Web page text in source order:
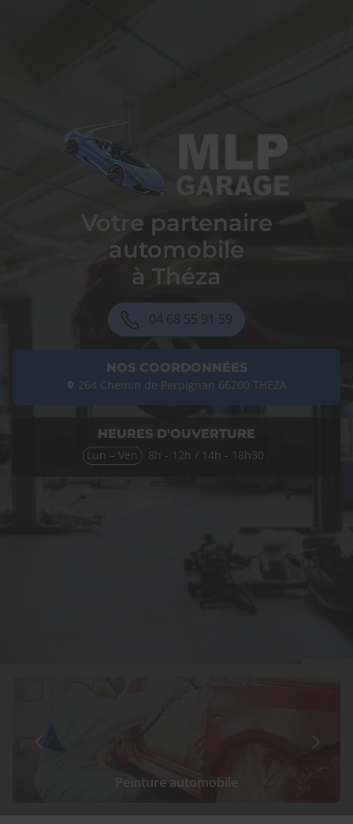
Votre partenaire
automobile
à Théza
NOS COORDONNÉES
264 Chemin de Perpignan 66200 THEZA
HEURES D'OUVERTURE
Lun – Ven
8h - 12h / 14h - 18h30
04 68 55 91 59
Peinture automobile